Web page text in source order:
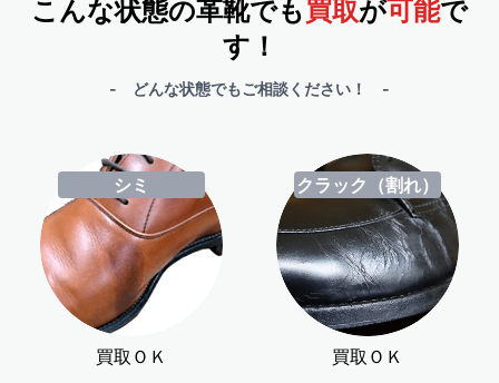
こんな状態の革靴でも買取が可能で
す！
- どんな状態でもご相談ください！ -
シミ
買取ＯＫ
クラック（割れ）
買取ＯＫ